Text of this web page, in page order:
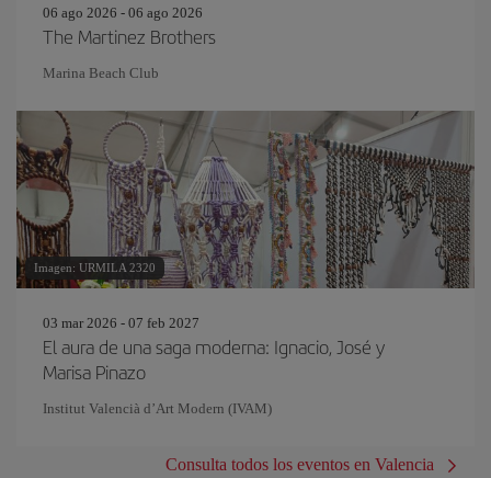
06 ago 2026 - 06 ago 2026
The Martinez Brothers
Marina Beach Club
Imagen: URMILA 2320
03 mar 2026 - 07 feb 2027
El aura de una saga moderna: Ignacio, José y
Marisa Pinazo
Institut Valencià d’Art Modern (IVAM)
Consulta todos los eventos en Valencia